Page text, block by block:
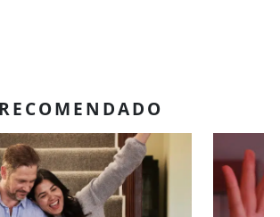
RECOMENDADO